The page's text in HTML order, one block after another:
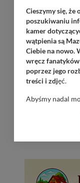
oJ TaM
Wilkasy /
Korzuh
Wilkasy /
Ruciane-
KRiSU
Cieszymy się, że
poszukiwaniu
kamer
wątpienia są
Ciebie na nowo.
wręcz
poprzez jego
treści i zdjęć.
Abyśmy nadal
dostosować do
pliki cookies)
Bezpieczeństwo
priorytetowe,
zmieniać